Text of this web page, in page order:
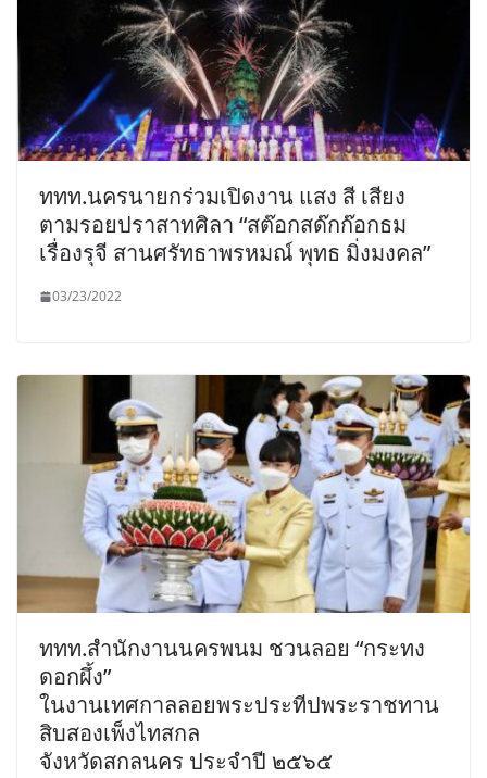
ททท.นครนายกร่วมเปิดงาน แสง สี เสียง
ตามรอยปราสาทศิลา “สต๊อกสด๊กก๊อกธม
เรื่องรุจี สานศรัทธาพรหมณ์ พุทธ มิ่งมงคล”
03/23/2022
ททท.สำนักงานนครพนม ชวนลอย “กระทง
ดอกผึ้ง”
ในงานเทศกาลลอยพระประทีปพระราชทาน
สิบสองเพ็งไทสกล
จังหวัดสกลนคร ประจำปี ๒๕๖๕